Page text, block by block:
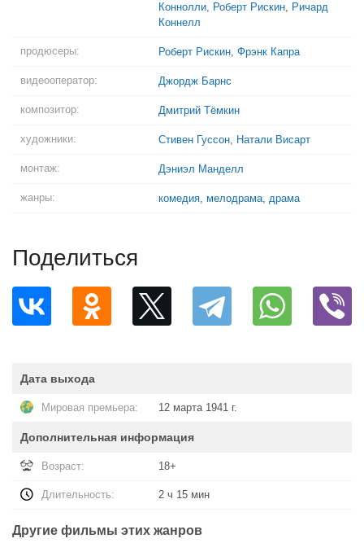
Коннолли, Роберт Рискин, Ричард
Коннелл
продюсеры: Роберт Рискин, Фрэнк Капра
видеооператор: Джордж Барнс
композитор: Дмитрий Тёмкин
художники: Стивен Гуссон, Натали Висарт
монтаж: Дэниэл Манделл
жанры: комедия, мелодрама, драма
Поделиться
Дата выхода
Мировая премьера: 12 марта 1941 г.
Дополнительная информация
Возраст: 18+
Длительность: 2 ч 15 мин
Другие фильмы этих жанров